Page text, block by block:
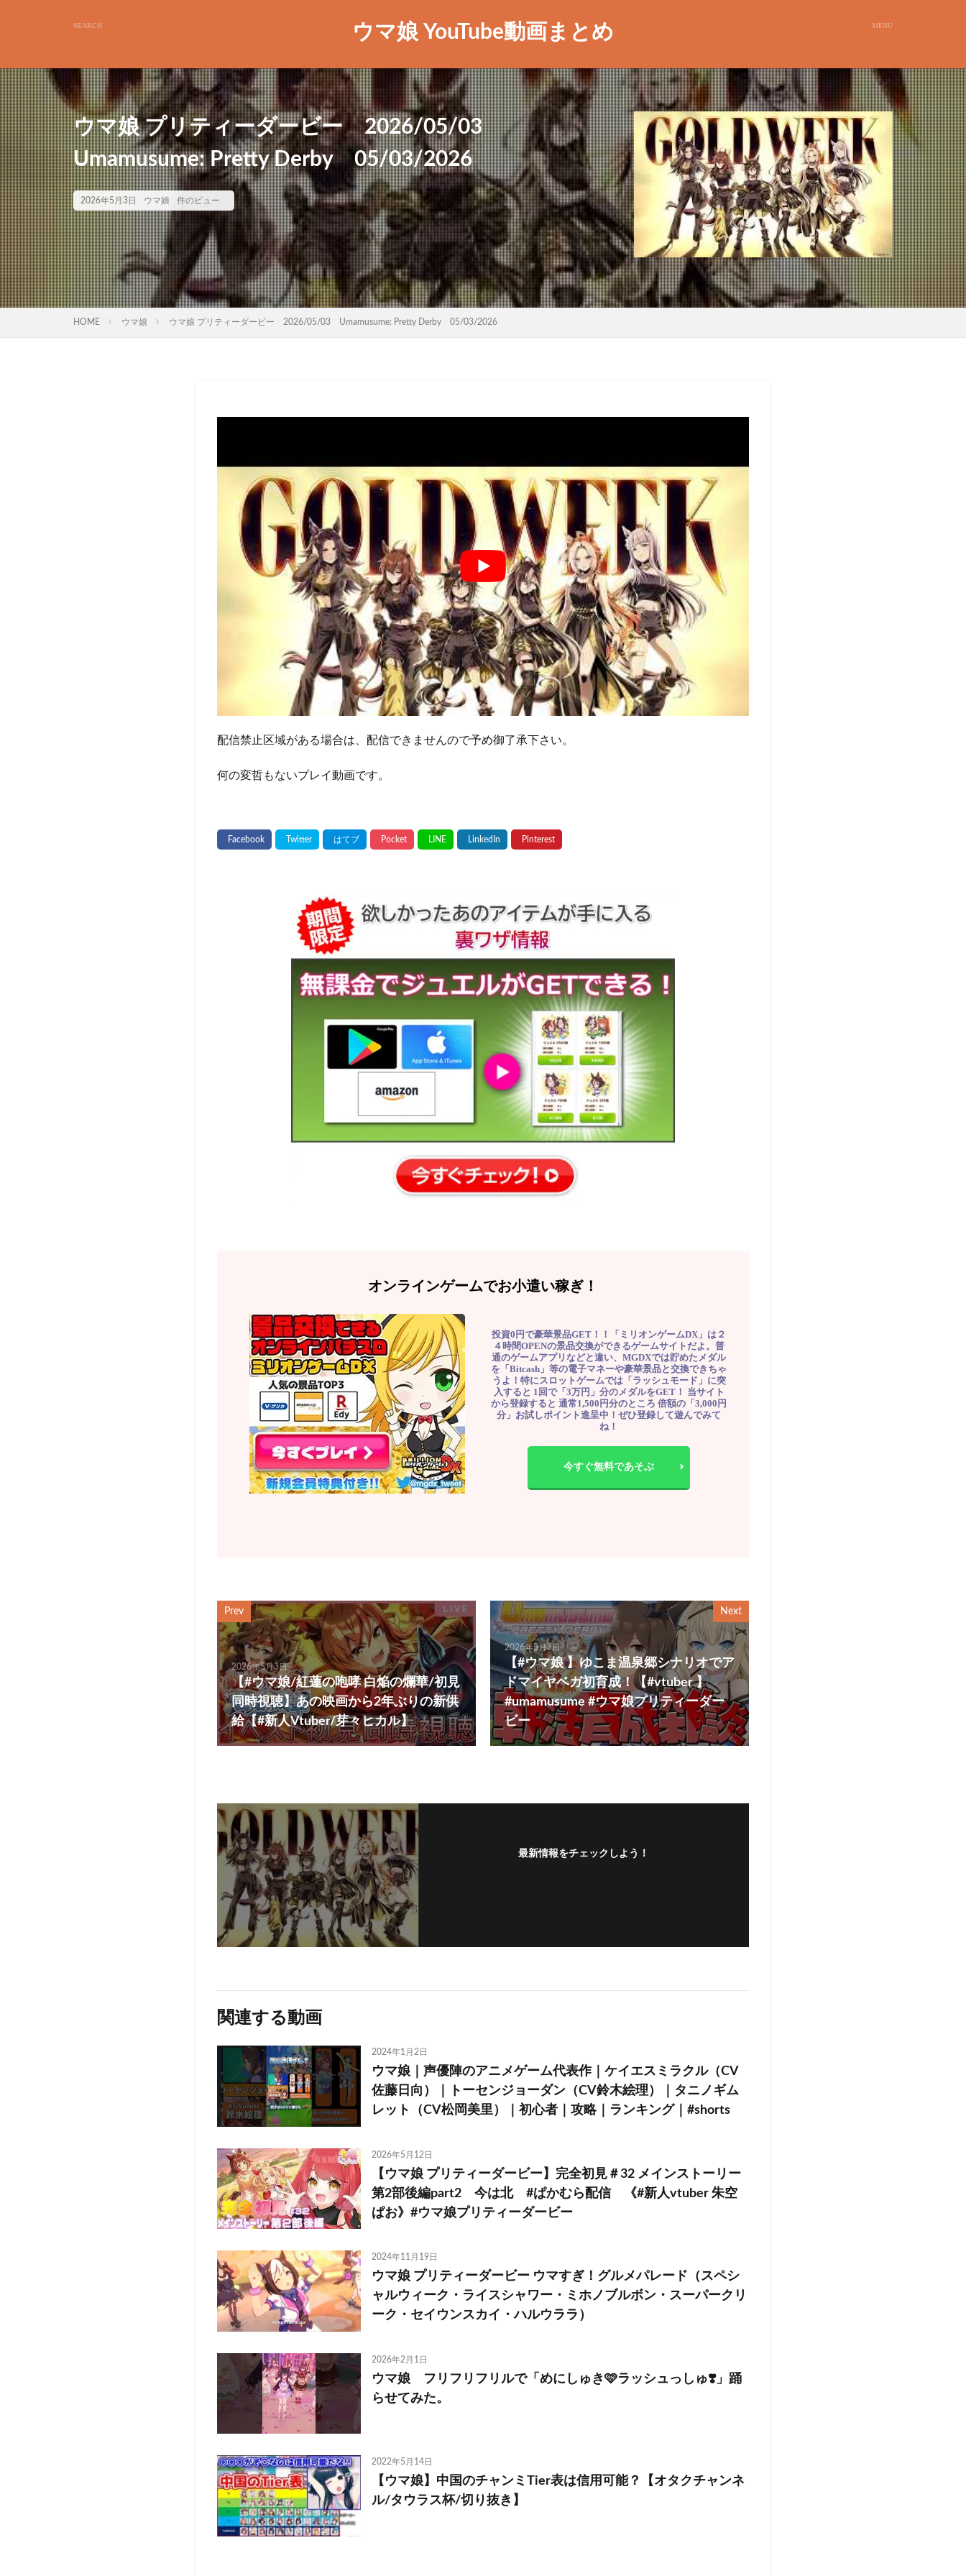
ウマ娘 YouTube動画まとめ
ウマ娘 プリティーダービー 2026/05/03
Umamusume: Pretty Derby 05/03/2026
2026年5月3日 ウマ娘 件のビュー
HOME ウマ娘 ウマ娘 プリティーダービー 2026/05/03 Umamusume: Pretty Derby 05/03/2026
配信禁止区域がある場合は、配信できませんので予め御了承下さい。
何の変哲もないプレイ動画です。
オンラインゲームでお小遣い稼ぎ！
投資0円で豪華景品GET！！「ミリオンゲームDX」は２
４時間OPENの景品交換ができるゲームサイトだよ。普
通のゲームアプリなどと違い、MGDXでは貯めたメダル
を「Bitcash」等の電子マネーや豪華景品と交換できちゃ
うよ！特にスロットゲームでは「ラッシュモード」に突
入すると 1回で「3万円」分のメダルをGET！ 当サイト
から登録すると 通常1,500円分のところ 倍額の「3,000円
分」お試しポイント進呈中！ぜひ登録して遊んでみて
ね！
今すぐ無料であそぶ
Prev
2026年5月3日
【#ウマ娘/紅蓮の咆哮 白焔の爛華/初見
同時視聴】あの映画から2年ぶりの新供
給【#新人Vtuber/芽々ヒカル】
Next
2026年5月3日
【#ウマ娘 】ゆこま温泉郷シナリオでア
ドマイヤベガ初育成！【#vtuber 】
#umamusume #ウマ娘プリティーダー
ビー
最新情報をチェックしよう！
関連する動画
2024年1月2日
ウマ娘｜声優陣のアニメゲーム代表作｜ケイエスミラクル（CV
佐藤日向）｜トーセンジョーダン（CV鈴木絵理）｜タニノギム
レット（CV松岡美里）｜初心者｜攻略｜ランキング｜#shorts
2026年5月12日
【ウマ娘 プリティーダービー】完全初見＃32 メインストーリー
第2部後編part2 今は北 #ぱかむら配信 《#新人vtuber 朱空
ぱお》#ウマ娘プリティーダービー
2024年11月19日
ウマ娘 プリティーダービー ウマすぎ！グルメパレード（スペシ
ャルウィーク・ライスシャワー・ミホノブルボン・スーパークリ
ーク・セイウンスカイ・ハルウララ）
2026年2月1日
ウマ娘 フリフリフリルで「めにしゅき🩷ラッシュっしゅ❣️」踊
らせてみた。
2022年5月14日
【ウマ娘】中国のチャンミTier表は信用可能？【オタクチャンネ
ル/タウラス杯/切り抜き】